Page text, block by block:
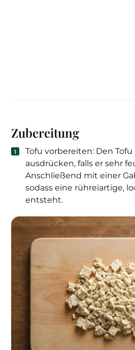
Zubereitung
Tofu vorbereiten: Den
ausdrücken, falls er sehr
Anschließend mit einer
sodass eine rühreiartige,
entsteht.